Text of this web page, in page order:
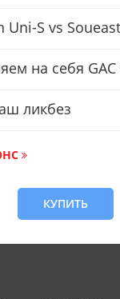
Uni-S vs
на себя GAC
ликбез
КУПИТЬ